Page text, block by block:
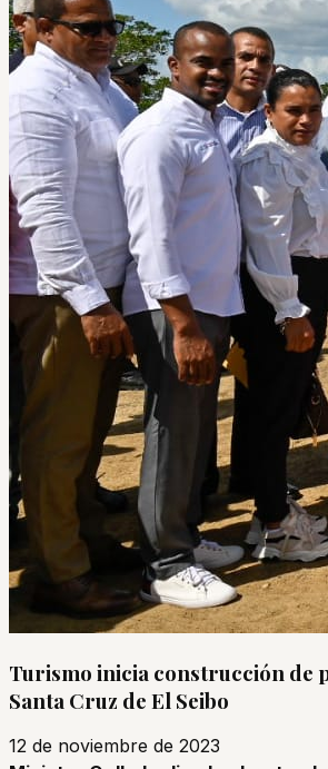
Turismo inicia construcción de
Santa Cruz de El Seibo
12 de noviembre de 2023